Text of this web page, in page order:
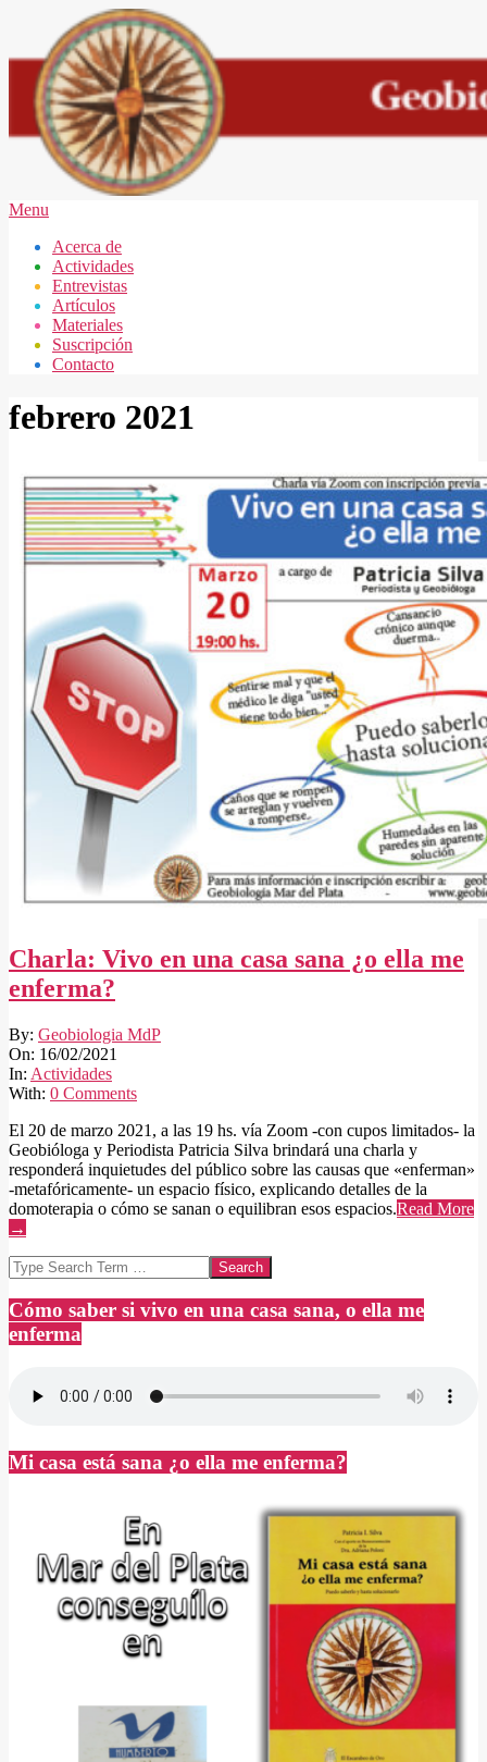
content
GEOBIOLOGÍA
DEL
PLATA
Secondary
Menu
Menu
Acerca de
Actividades
Entrevistas
Artículos
Materiales
Suscripción
Contacto
febrero 2021
Charla: Vivo en una casa sana ¿o ella me
enferma?
2021-
02-
16
By: Geobiologia MdP
On: 16/02/2021
In: Actividades
With: 0 Comments
El 20 de marzo 2021, a las 19 hs. vía Zoom -con cupos limitados- la
Geobióloga y Periodista Patricia Silva brindará una charla y
responderá inquietudes del público sobre las causas que «enferman»
-metafóricamente- un espacio físico, explicando detalles de la
domoterapia o cómo se sanan o equilibran esos espacios.Read More
→
Search
Cómo saber si vivo en una casa sana, o ella me
enferma
Mi casa está sana ¿o ella me enferma?